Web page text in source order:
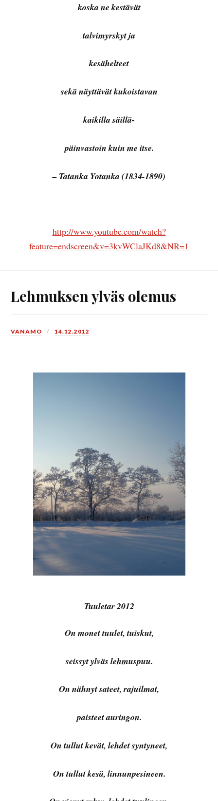
koska ne kestävät
talvimyrskyt ja
kesähelteet
sekä näyttävät kukoistavan
kaikilla säillä-
päinvastoin kuin me itse.
– Tatanka Yotanka (1834-1890)
http://www.youtube.com/watch?
feature=endscreen&v=3kvWClaJKd8&NR=1
Lehmuksen ylväs olemus
VANAMO 14.12.2012
Tuuletar 2012
On monet tuulet, tuiskut,
seissyt ylväs lehmuspuu.
On nähnyt sateet, rajuilmat,
paisteet auringon.
On tullut kevät, lehdet syntyneet,
On tullut kesä, linnunpesineen.